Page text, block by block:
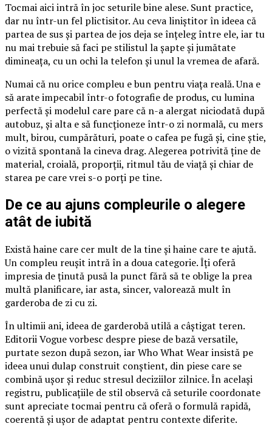
Tocmai aici intră în joc seturile bine alese. Sunt practice,
dar nu într-un fel plictisitor. Au ceva liniștitor în ideea că
partea de sus și partea de jos deja se înțeleg între ele, iar tu
nu mai trebuie să faci pe stilistul la șapte și jumătate
dimineața, cu un ochi la telefon și unul la vremea de afară.
Numai că nu orice compleu e bun pentru viața reală. Una e
să arate impecabil într-o fotografie de produs, cu lumina
perfectă și modelul care pare că n-a alergat niciodată după
autobuz, și alta e să funcționeze într-o zi normală, cu mers
mult, birou, cumpărături, poate o cafea pe fugă și, cine știe,
o vizită spontană la cineva drag. Alegerea potrivită ține de
material, croială, proporții, ritmul tău de viață și chiar de
starea pe care vrei s-o porți pe tine.
De ce au ajuns compleurile o alegere
atât de iubită
Există haine care cer mult de la tine și haine care te ajută.
Un compleu reușit intră în a doua categorie. Îți oferă
impresia de ținută pusă la punct fără să te oblige la prea
multă planificare, iar asta, sincer, valorează mult în
garderoba de zi cu zi.
În ultimii ani, ideea de garderobă utilă a câștigat teren.
Editorii Vogue vorbesc despre piese de bază versatile,
purtate sezon după sezon, iar Who What Wear insistă pe
ideea unui dulap construit conștient, din piese care se
combină ușor și reduc stresul deciziilor zilnice. În același
registru, publicațiile de stil observă că seturile coordonate
sunt apreciate tocmai pentru că oferă o formulă rapidă,
coerentă și ușor de adaptat pentru contexte diferite.